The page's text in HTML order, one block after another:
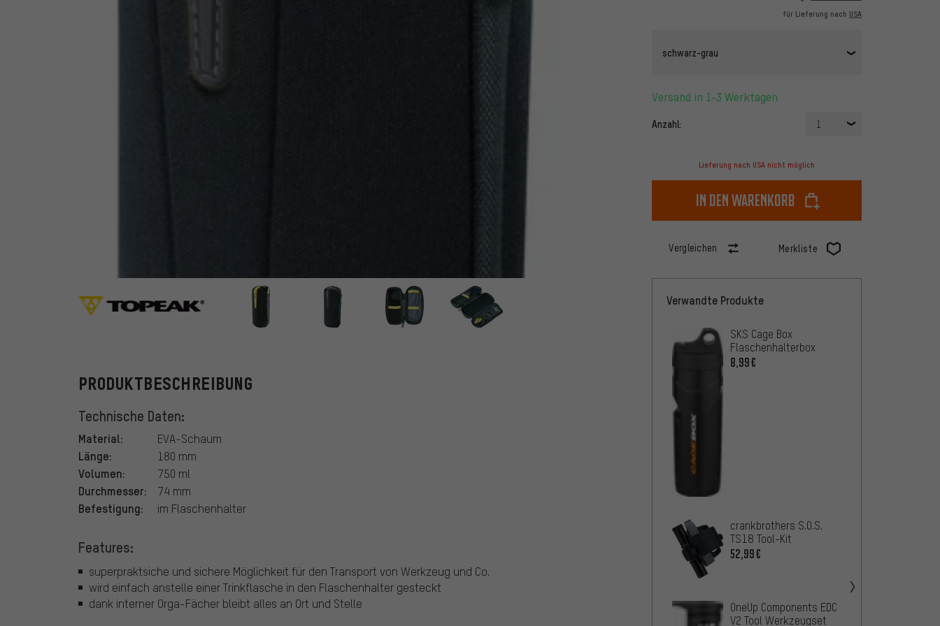
für Lieferung nach USA
schwarz-grau
Versand in 1-3 Werktagen
Anzahl: 1
Lieferung nach USA nicht möglich
In den Warenkorb
Vergleichen Merkliste
Topeak
PRODUKTBESCHREIBUNG
Technische Daten:
Material: EVA-Schaum
Länge: 180 mm
Volumen: 750 ml
Durchmesser: 74 mm
Befestigung: im Flaschenhalter
Features:
superpraktsiche und sichere Möglichkeit für den Transport von Werkzeug und Co.
wird einfach anstelle einer Trinkflasche in den Flaschenhalter gesteckt
dank interner Orga-Fächer bleibt alles an Ort und Stelle
Verwandte Produkte
SKS Cage Box
Flaschenhalterbox
8,99€
crankbrothers S.O.S.
TS18 Tool-Kit
52,99€
OneUp Components EDC
V2 Tool Werkzeugset